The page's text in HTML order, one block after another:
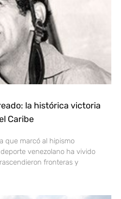
la histórica victoria
Caribe
que marcó al hipismo
venezolano ha vivido
fronteras y